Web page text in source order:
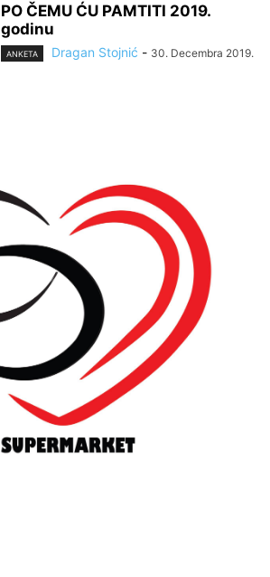
PO ČEMU ĆU PAMTITI 2019.
godinu
ANKETA Dragan Stojnić - 30. Decembra 2019.